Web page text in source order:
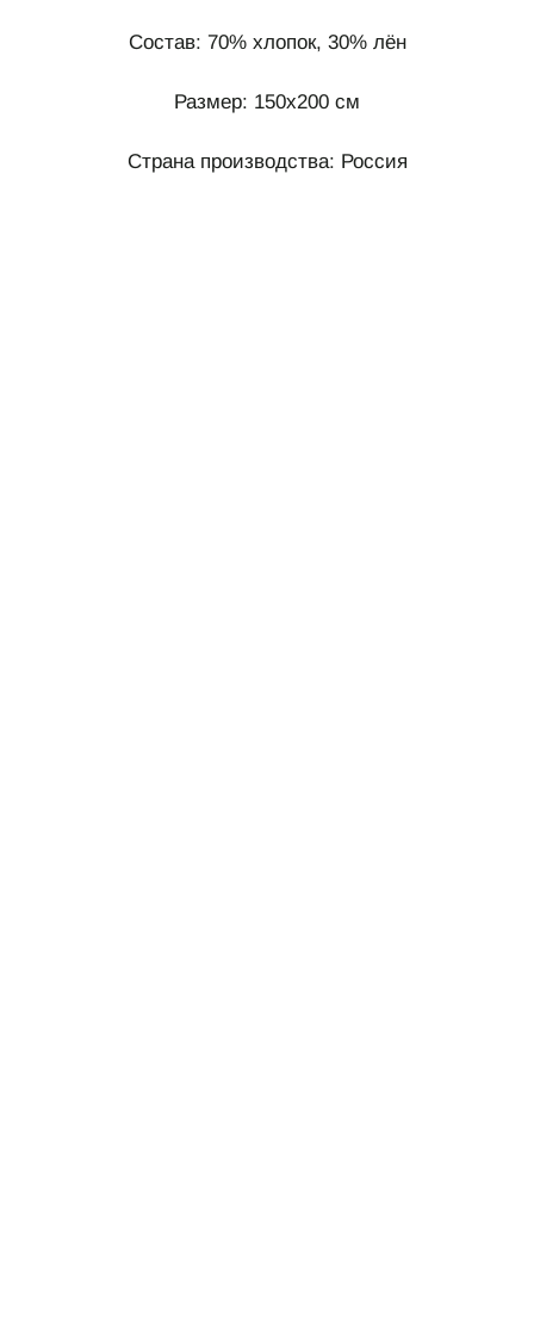
Состав: 70% хлопок, 30% лён
Размер: 150х200 см
Страна производства: Россия